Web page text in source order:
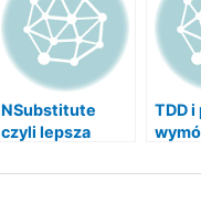
NSubstitute
czyli lepsza
TDD